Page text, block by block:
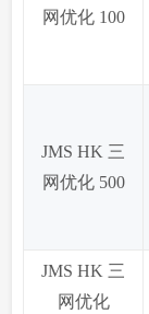
网优化 100
JMS HK 三
网优化 500
JMS HK 三
网优化